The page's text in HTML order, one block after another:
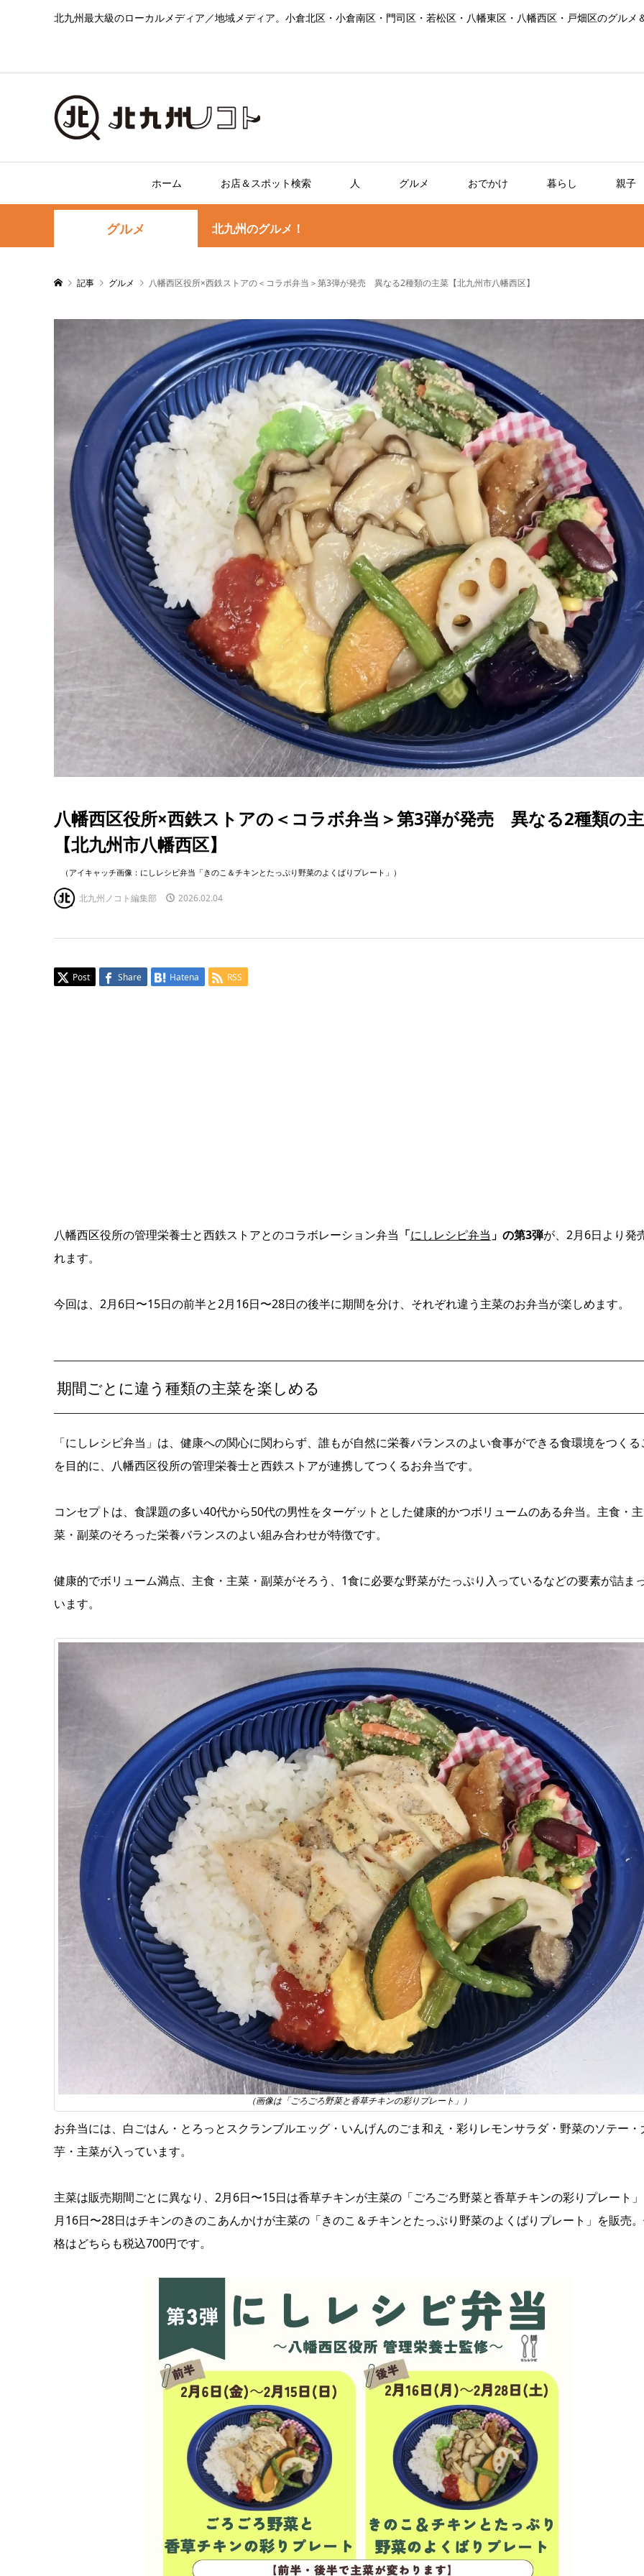
北九州最大級のローカルメディア／地域メディア。小倉北区・小倉南区・門司区・若松区・八幡東区・八幡西区・戸畑区のグル
ホーム お店＆スポット検索 人 グルメ おでかけ 暮らし 親子
グルメ 北九州のグルメ！
記事 グルメ 八幡西区役所×西鉄ストアの＜コラボ弁当＞第3弾が発売 異なる2種類の主菜【北九州市八幡西区】
八幡西区役所×西鉄ストアの＜コラボ弁当＞第3弾が発売 異なる2種類の
【北九州市八幡西区】
（アイキャッチ画像：にしレシピ弁当「きのこ＆チキンとたっぷり野菜のよくばりプレート」）
北九州ノコト編集部 2026.02.04
Post Share Hatena RSS
八幡西区役所の管理栄養士と西鉄ストアとのコラボレーション弁当 「にしレシピ弁当 」の第3弾が、2月6日より発
れます。
今回は、2月6日〜15日の前半と2月16日〜28日の後半に期間を分け、それぞれ違う主菜のお弁当が楽しめます。
期間ごとに違う種類の主菜を楽しめる
「にしレシピ弁当」は、健康への関心に関わらず、誰もが自然に栄養バランスのよい食事ができる食環境をつくる
を目的に、八幡西区役所の管理栄養士と西鉄ストアが連携してつくるお弁当です。
コンセプトは、食課題の多い40代から50代の男性をターゲットとした健康的かつボリュームのある弁当。主食・主
菜・副菜のそろった栄養バランスのよい組み合わせが特徴です。
健康的でボリューム満点、主食・主菜・副菜がそろう、1食に必要な野菜がたっぷり入っているなどの要素が詰ま
います。
（画像は「ごろごろ野菜と香草チキンの彩りプレート」）
お弁当には、白ごはん・とろっとスクランブルエッグ・いんげんのごま和え・彩りレモンサラダ・野菜のソテー・
芋・主菜が入っています。
主菜は販売期間ごとに異なり、2月6日〜15日は香草チキンが主菜の「ごろごろ野菜と香草チキンの彩りプレート
月16日〜28日はチキンのきのこあんかけが主菜の「きのこ＆チキンとたっぷり野菜のよくばりプレート」を販売
格はどちらも税込700円です。